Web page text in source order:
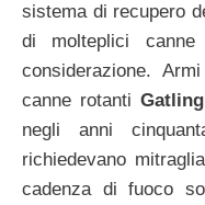
sistema di recupero
di molteplici
considerazione.
canne rotantiGatling
negli anni
richiedevano
cadenza di fuoco